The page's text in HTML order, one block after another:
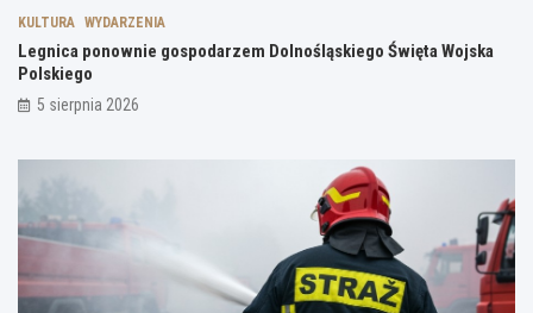
KULTURA WYDARZENIA
Legnica ponownie gospodarzem Dolnośląskiego Święta Wojska
Polskiego
5 sierpnia 2026